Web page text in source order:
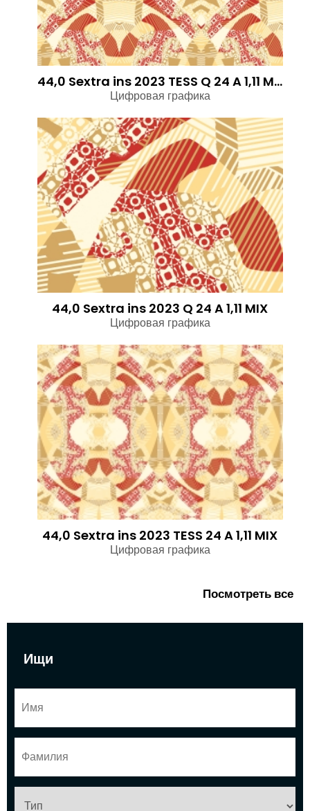
Ищи
44,0 Sextra ins 2023 TESS Q 24 A 1,11 MIX
Цифровая графика
44,0 Sextra ins 2023 Q 24 A 1,11 MIX
Цифровая графика
44,0 Sextra ins 2023 TESS 24 A 1,11 MIX
Цифровая графика
Посмотреть все